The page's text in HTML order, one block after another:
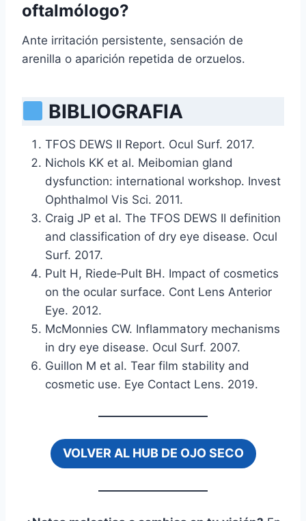
oftalmólogo?
Ante irritación persistente, sensación de
arenilla o aparición repetida de orzuelos.
BIBLIOGRAFIA
TFOS DEWS II Report. Ocul Surf. 2017.
Nichols KK et al. Meibomian gland
dysfunction: international workshop. Invest
Ophthalmol Vis Sci. 2011.
Craig JP et al. The TFOS DEWS II definition
and classification of dry eye disease. Ocul
Surf. 2017.
Pult H, Riede‑Pult BH. Impact of cosmetics
on the ocular surface. Cont Lens Anterior
Eye. 2012.
McMonnies CW. Inflammatory mechanisms
in dry eye disease. Ocul Surf. 2007.
Guillon M et al. Tear film stability and
cosmetic use. Eye Contact Lens. 2019.
VOLVER AL HUB DE OJO SECO